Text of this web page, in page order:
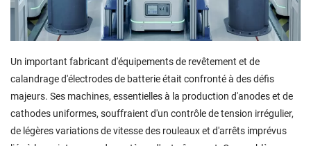
Un important fabricant d'équipements de revêtement et de
calandrage d'électrodes de batterie était confronté à des défis
majeurs. Ses machines, essentielles à la production d'anodes et de
cathodes uniformes, souffraient d'un contrôle de tension irrégulier,
de légères variations de vitesse des rouleaux et d'arrêts imprévus